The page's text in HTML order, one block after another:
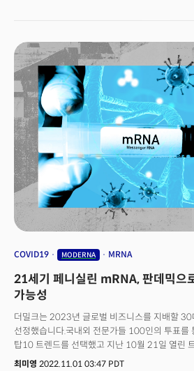
빨랐고, 테스트 대상이 적었기 때문에 부작용이
“어차피 모든 가족이 코로나19를 한 번 이겨냈기
것으로 생각한다”며 “(자녀들에게) 코로나19 백
검증된 독감 예방주사를 맞히는 편이 나을 것”이
백신의 안전성에 대한 인식의 차이는 있다. 그러
한인들은 여전히 어린이와 청소년을 위한 코로
것으로 나타났다. 조지아 주에 거주하는 박모 씨
감염됐다. 지난해 초 코로나에 걸린 후 1년 만이
않아 병원에 가기 위해 자가키트로 검진 후 양성
5살 난 두 딸은 다행히 음성이었다. 그는 “백신을
수준으로 지나가는 것 같다”라고 말했다. 박 씨
맞히지 않았다. 혹시나 모를 부작용 때문이다. 박
하는데 아직 부작용이 걱정된다”며 “접종을 했다
우리 아이에게 접종하는 것은 여전히 꺼려진다”라
COVID19 MODERNA MRNA
21세기 페니실린 mRNA, 판데믹으
가능성
더밀크는 2023년 글로벌 비즈니스를 지배할 30
선정했습니다.국내외 전문가들 100인의 투표를
탑10 트렌드를 선택했고 지난 10월 21일 열린
트렌드를 공개해드렸습니다.오늘부터는 나머지
최미영 2022.11.01 03:47 PDT